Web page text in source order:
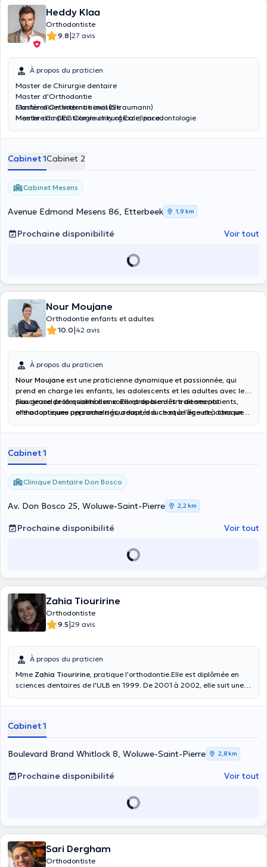
Heddy Klaa
Orthodontiste
9.8|27 avis
À propos du praticien
Master de Chirurgie dentaire
Master d'Orthodontie
Master d'Orthodontie invisible
Master d'Implantologie chirurgicale, parodontologie
Conférencier international (Straumann)
Membre du CEC Community of Excellence
inscrit au Collège Médical du Grand Duché du Luxembourg
Cabinet 1Cabinet 2
Cabinet Mesens
Avenue Edmond Mesens 86, Etterbeek 1,9 km
Prochaine disponibilité Voir tout
Nour Moujane
Orthodontie enfants et adultes
10.0|42 avis
À propos du praticien
Nour Moujane est une praticienne dynamique et passionnée, qui
prend en charge les enfants, les adolescents et les adultes avec le
plus grand professionnalisme. Elle propose des traitements
orthodontiques personnalisés, adaptés à chaque âge et à chaque
transparents, appareils esthétiques, techniques modernes).
Soucieuse de la qualité des soins et du bien-être de ses patients,
elle adopte une approche rigoureuse, douce et à l’écoute, dans un
efficace et un sourire harmonieux, en alliant expertise médicale et
Cabinet 1
Clinique Dentaire Don Bosco
Av. Don Bosco 25, Woluwe-Saint-Pierre 2,2 km
Prochaine disponibilité Voir tout
Zahia Tiouririne
Orthodontiste
9.5|29 avis
À propos du praticien
Mme Zahia Tiouririne, pratique l'orthodontie.Elle est diplômée en
sciences dentaires de l'ULB en 1999. De 2001 à 2002, elle suit une
arc droit par le Dr. Larry Brown. Elle obtient le diplôme universitaire
Elle assiste à des ateliers de formation (orthodontie précoce) du Dr.
Deshayes durant la période 2013/2014. En 2016, elle suit une
formation en Invisalign à Paris. Elle pratique exclusivement
l'orthodontie et vous reçoit en français et en anglais.
Cabinet 1
Boulevard Brand Whitlock 8, Woluwe-Saint-Pierre 2,8 km
Prochaine disponibilité Voir tout
Sari Dergham
Orthodontiste